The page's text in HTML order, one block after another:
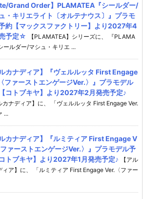
Grand Order】PLAMATEA『シールダー/
・キリエライト〔オルテナウス〕』プラモ
約【マックスファクトリー】より2027年4
予定☆
【PLAMATEA】シリーズに、 『PLAMA
ールダー/マシュ・キリエ ...
ルカナディア】『ヴェルルッタ First Engage
ファーストエンゲージVer.〉』プラモデル
コトブキヤ】より2027年2月発売予定♪
カナディア】に、 「ヴェルルッタ First Engage Ver.
...
ルカナディア】『ルミティア First Engage V
ァーストエンゲージVer.〉』プラモデル予
トブキヤ】より2027年1月発売予定♪
【アル
ィア】に、 「ルミティア First Engage Ver.〈ファー